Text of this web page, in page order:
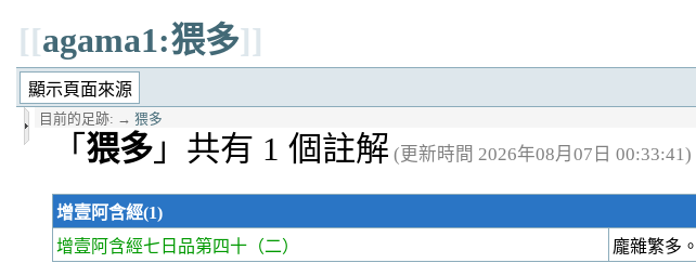
[[agama1:猥多]]
目前的足跡: → 猥多
「 猥多 」共有 1 個註解 (更新時間 2026年08月07日 00:33:41)
增壹阿含經(1)
增壹阿含經七日品第四十 （二） 龐雜繁多。